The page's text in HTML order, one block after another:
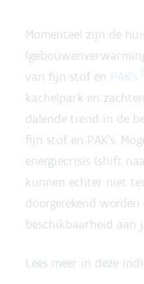
Momenteel zijn de
van fijn stof en PAK's
kachelpark en
dalende trend in de
fijn stof en PAK's.
energiecrisis (shift
kunnen echter niet
doorgerekend
beschikbaarheid aan
Lees meer in deze